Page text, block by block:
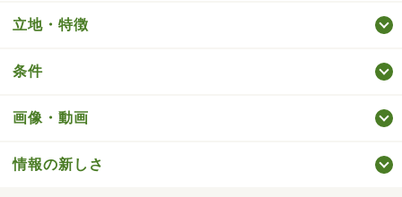
立地・特徴
条件
画像・動画
情報の新しさ